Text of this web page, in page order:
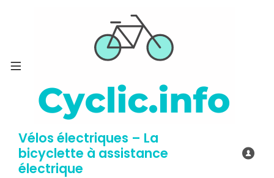
Vélos électriques – La
bicyclette à assistance
électrique